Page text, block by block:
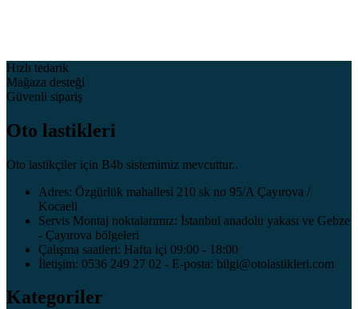
Hızlı tedarik
Mağaza desteği
Güvenli sipariş
Oto lastikleri
Oto lastikçiler için B4b sistemimiz mevcuttur..
Adres: Özgürlük mahallesi 210 sk no 95/A Çayırova /
Kocaeli
Servis Montaj noktalarımız: İstanbul anadolu yakası ve Gebze
- Çayırova bölgeleri
Çalışma saatleri: Hafta içi 09:00 - 18:00
İletişim: 0536 249 27 02 - E-posta: bilgi@otolastikleri.com
Kategoriler